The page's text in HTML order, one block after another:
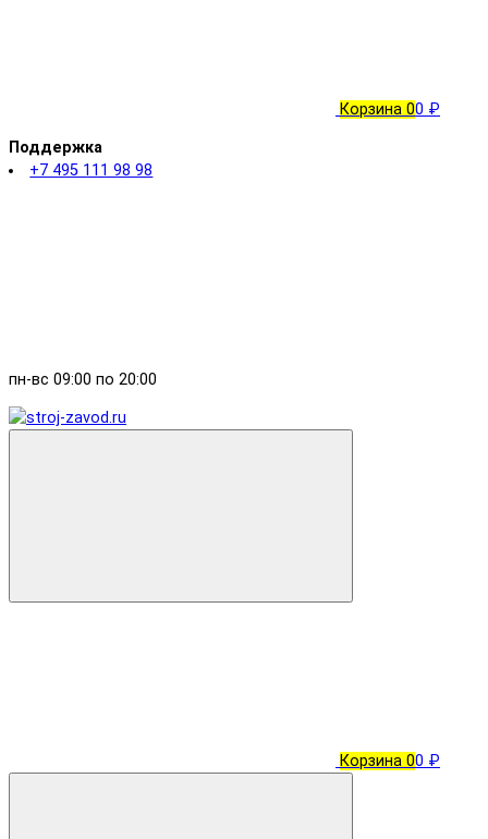
Корзина 00 ₽
Поддержка
+7 495 111 98 98
пн-вс 09:00 по 20:00
Корзина 00 ₽